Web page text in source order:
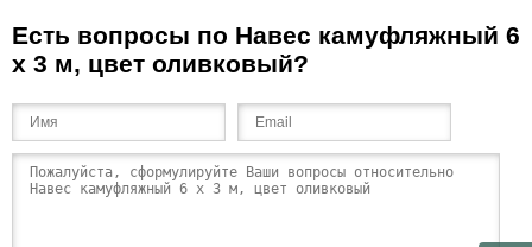
Есть вопросы по Навес камуфляжный 6
x 3 м, цвет оливковый?